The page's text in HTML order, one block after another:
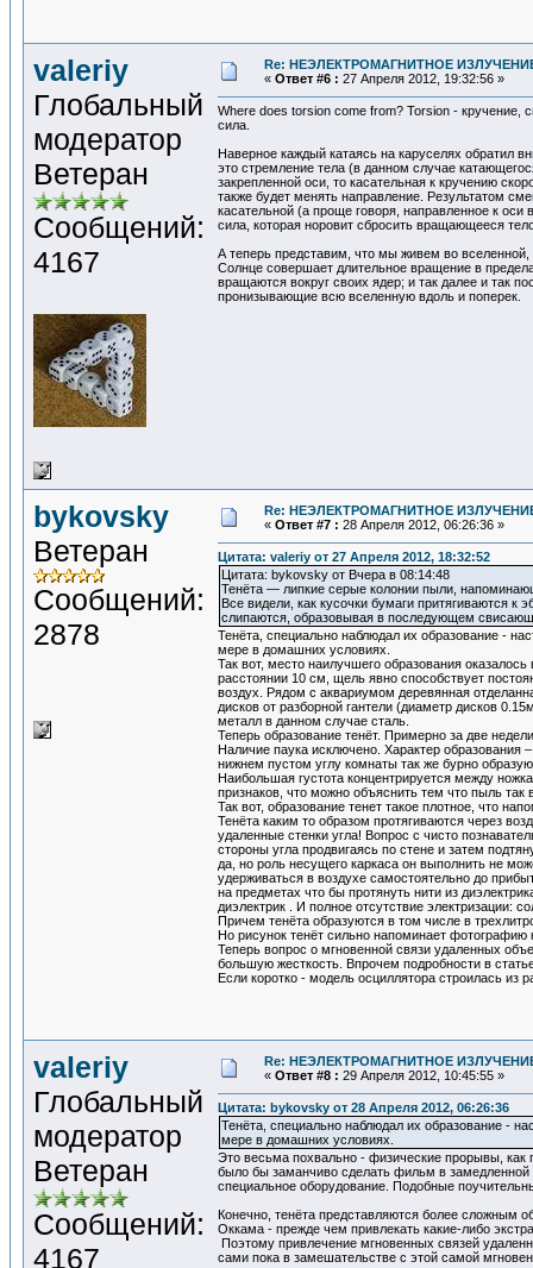
valeriy
Глобальный
модератор
Ветеран
Сообщений:
4167
Re: НЕЭЛЕКТРОМАГНИТНОЕ
« Ответ #6 : 27 Апреля 2012, 19:32:56 »
Where does torsion come from? Torsion - кручение,
сила.
Наверное каждый катаясь на каруселях обратил
это стремление тела (в данном случае
закрепленной оси, то касательная к кручению
также будет менять направление. Результатом
касательной (а проще говоря, направленное к
сила, которая норовит сбросить вращающееся
А теперь представим, что мы живем во вселенной,
Солнце совершает длительное вращение в
вращаются вокруг своих ядер; и так далее и так
пронизывающие всю вселенную вдоль и поперек.
bykovsky
Ветеран
Сообщений:
2878
Re: НЕЭЛЕКТРОМАГНИТНОЕ
« Ответ #7 : 28 Апреля 2012, 06:26:36 »
Цитата: valeriy от 27 Апреля 2012, 18:32:52
Цитата: bykovsky от Вчера в 08:14:48
Тенёта — липкие серые колонии пыли,
Все видели, как кусочки бумаги притягиваются к
слипаются, образовывая в последующем
Тенёта, специально наблюдал их образование -
мере в домашних условиях.
Так вот, место наилучшего образования
расстоянии 10 см, щель явно способствует
воздух. Рядом с аквариумом деревянная
дисков от разборной гантели (диаметр дисков
металл в данном случае сталь.
Теперь образование тенёт. Примерно за две
Наличие паука исключено. Характер образования
нижнем пустом углу комнаты так же бурно
Наибольшая густота концентрируется между
признаков, что можно объяснить тем что пыль
Так вот, образование тенет такое плотное, что
Тенёта каким то образом протягиваются через
удаленные стенки угла! Вопрос с чисто
стороны угла продвигаясь по стене и затем
да, но роль несущего каркаса он выполнить не
удерживаться в воздухе самостоятельно до
на предметах что бы протянуть нити из
диэлектрик . И полное отсутствие электризации:
Причем тенёта образуются в том числе в
Но рисунок тенёт сильно напоминает фотографию
Теперь вопрос о мгновенной связи удаленных
большую жесткость. Впрочем подробности в
Если коротко - модель осциллятора строилась
valeriy
Глобальный
модератор
Ветеран
Сообщений:
4167
Re: НЕЭЛЕКТРОМАГНИТНОЕ
« Ответ #8 : 29 Апреля 2012, 10:45:55 »
Цитата: bykovsky от 28 Апреля 2012, 06:26:36
Тенёта, специально наблюдал их образование -
мере в домашних условиях.
Это весьма похвально - физические прорывы, как
было бы заманчиво сделать фильм в замедленной
специальное оборудование. Подобные
Конечно, тенёта представляются более сложным
Оккама - прежде чем привлекать какие-либо
Поэтому привлечение мгновенных связей
сами пока в замешательстве с этой самой